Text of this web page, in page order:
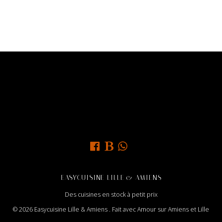
EASYCUISINE LILLE & AMIENS
Des cuisines en stock à petit prix
© 2026 Easycuisine Lille & Amiens . Fait avec Amour sur Amiens et Lille